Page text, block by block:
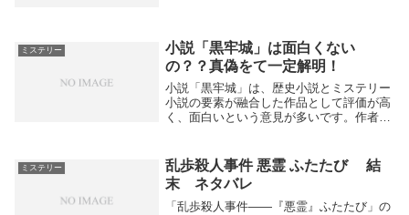
語はその真相...
ミステリー
小説「黒牢城」は面白くない
の？？真偽をて一定解明！
小説「黒牢城」は、歴史小説とミステリー
小説の要素が融合した作品として評価が高
く、面白いという意見が多いです。作者の
理描写や歴史的背景がしっかり緻密に描か
れているため...
ミステリー
乱歩殺人事件 悪霊 ふたたび 結
末 ネタバレ
「乱歩殺人事件――『悪霊』ふたたび」の